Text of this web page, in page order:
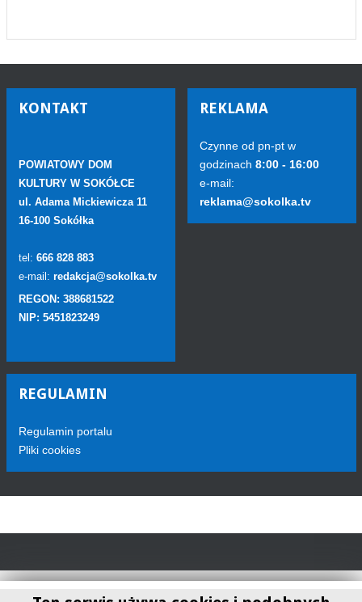
KONTAKT
POWIATOWY DOM
KULTURY W SOKÓŁCE
ul. Adama Mickiewicza 11
16-100 Sokółka
tel: 666 828 883
e-mail: redakcja@sokolka.tv
REGON: 388681522
NIP: 5451823249
REKLAMA
Czynne od pn-pt w
godzinach 8:00 - 16:00
e-mail:
reklama@sokolka.tv
REGULAMIN
Regulamin portalu
Pliki cookies